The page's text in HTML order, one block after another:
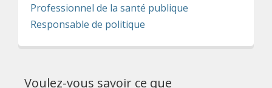
Professionnel de la santé publique
Responsable de politique
Voulez-vous savoir ce que